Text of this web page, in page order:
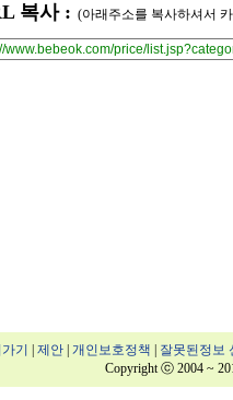
복사 : (아래주소를 복사하셔서
기 제안| 개인보호정책
잘못된정보
Copyright ⓒ 2004 ~